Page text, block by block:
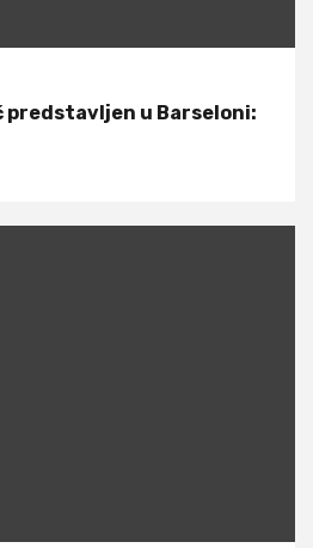
predstavljen u Barseloni: